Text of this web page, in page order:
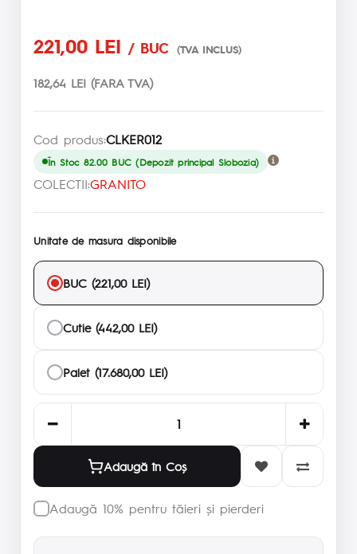
221,00 LEI / BUC (TVA INCLUS)
182,64 LEI (FARA TVA)
Cod produs:CLKER012
În Stoc 82.00 BUC (Depozit principal Slobozia)
COLECTII:GRANITO
Unitate de masura disponibile
BUC (221,00 LEI)
Cutie (442,00 LEI)
Palet (17.680,00 LEI)
Adaugă în Coş
Adaugă 10% pentru tăieri și pierderi